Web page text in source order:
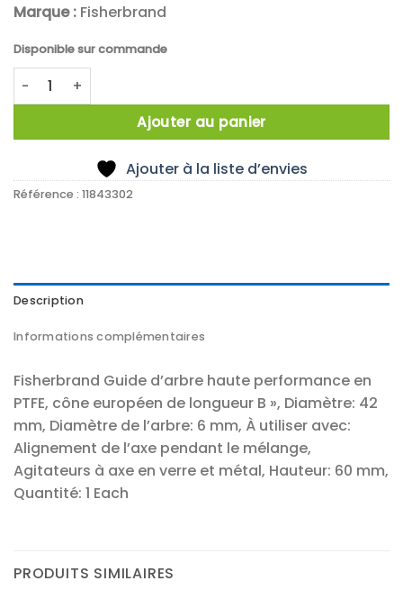
Marque : Fisherbrand
Disponible sur commande
quantité de GUIDE D'AGITATION TIGE 6 MM 19/26
Ajouter au panier
Ajouter à la liste d’envies
Référence : 11843302
Description
Informations complémentaires
Fisherbrand Guide d’arbre haute performance en
PTFE, cône européen de longueur B », Diamètre: 42
mm, Diamètre de l’arbre: 6 mm, À utiliser avec:
Alignement de l’axe pendant le mélange,
Agitateurs à axe en verre et métal, Hauteur: 60 mm,
Quantité: 1 Each
PRODUITS SIMILAIRES